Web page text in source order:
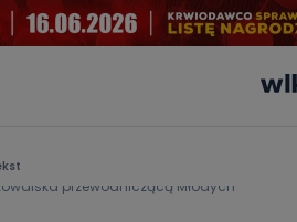
przewodniczącą Młodych